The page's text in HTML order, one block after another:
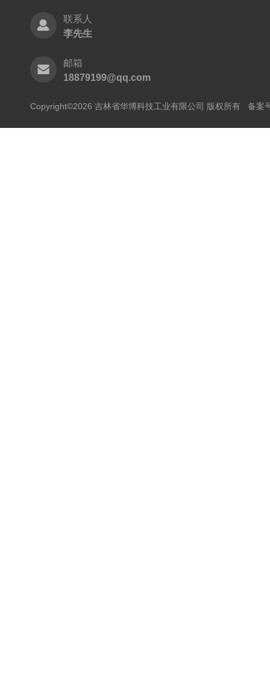
联系人
李先生
邮箱
18879199@qq.com
Copyright©2026 吉林省华博科技工业有限公司 版权所有 备案